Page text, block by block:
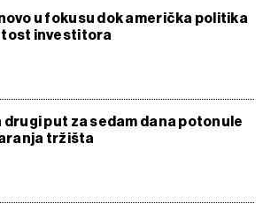
u fokusu dok američka politika
investitora
drugi put za sedam dana potonule
tržišta